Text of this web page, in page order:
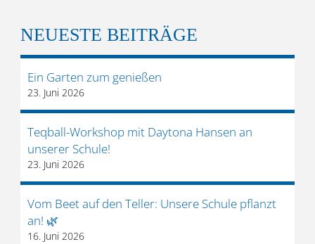
an!"
NEUESTE BEITRÄGE
Ein Garten zum genießen
23. Juni 2026
Teqball-Workshop mit Daytona Hansen an
unserer Schule!
23. Juni 2026
Vom Beet auf den Teller: Unsere Schule pflanzt
an! 🌿
16. Juni 2026